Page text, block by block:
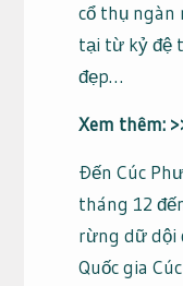
cổ thụ ngàn
tại từ kỷ đệ
đẹp…
Xem thêm:
Ðến Cúc
tháng 12
rừng dữ dội
Quốc gia